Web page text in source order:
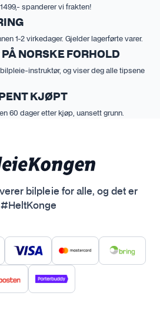
spanderer vi frakten!
1-2 virkedager. Gjelder lagerførte varer.
PÅ NORSKE FORHOLD
instruktør, og viser deg alle tipsene
KJØPT
60 dager etter kjøp, uansett grunn.
bilpleie for alle, og det er
#HeltKonge